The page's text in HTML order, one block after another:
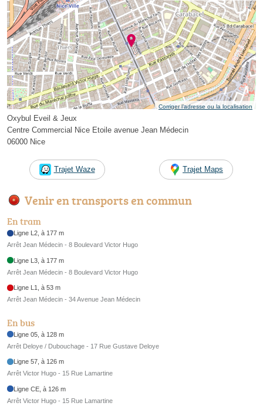
Corriger l’adresse ou la localisation
Oxybul Eveil & Jeux
Centre Commercial Nice Etoile avenue Jean Médecin
06000 Nice
Trajet Waze Trajet Maps
Venir en transports en commun
En tram
Ligne L2, à 177 m
Arrêt Jean Médecin - 8 Boulevard Victor Hugo
Ligne L3, à 177 m
Arrêt Jean Médecin - 8 Boulevard Victor Hugo
Ligne L1, à 53 m
Arrêt Jean Médecin - 34 Avenue Jean Médecin
En bus
Ligne 05, à 128 m
Arrêt Deloye / Dubouchage - 17 Rue Gustave Deloye
Ligne 57, à 126 m
Arrêt Victor Hugo - 15 Rue Lamartine
Ligne CE, à 126 m
Arrêt Victor Hugo - 15 Rue Lamartine